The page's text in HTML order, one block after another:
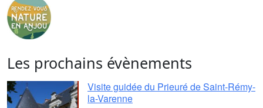
Les prochains évènements
Visite guidée du Prieuré de Saint-Rémy-
la-Varenne